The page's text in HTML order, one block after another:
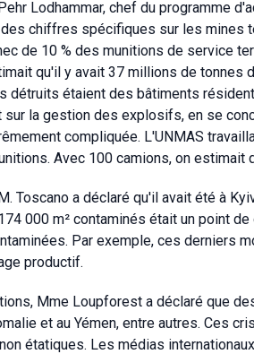
Lodhammar, chef du programme
chiffres spécifiques sur les mines
de 10 % des munitions de service
qu'il y avait 37 millions de
détruits étaient des bâtiments
sur la gestion des explosifs, en se
compliquée. L'UNMAS
Avec 100 camions, on
Toscano a déclaré qu'il avait été à
000 m² contaminés était un point
Par exemple, ces derniers
productif.
Mme Loupforest a déclaré que
et au Yémen, entre autres. Ces
étatiques. Les médias